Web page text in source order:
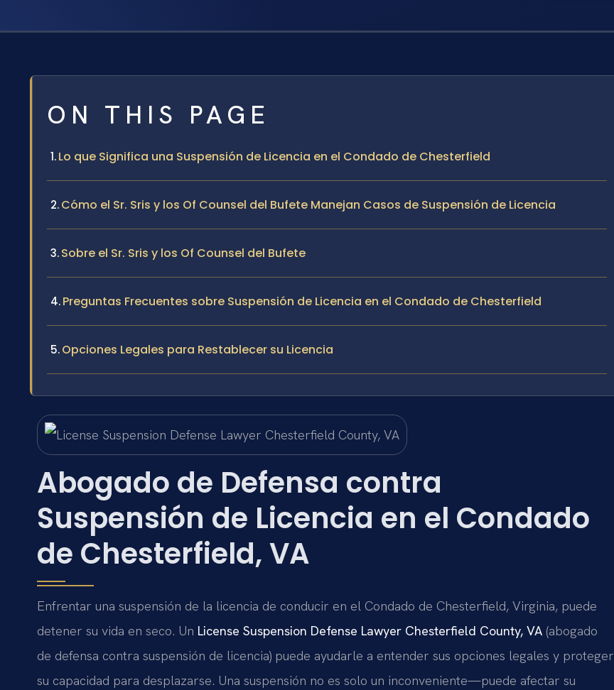
ON THIS PAGE
Lo que Significa una Suspensión de Licencia en el Condado de Chesterfield
Cómo el Sr. Sris y los Of Counsel del Bufete Manejan Casos de Suspensión de Licencia
Sobre el Sr. Sris y los Of Counsel del Bufete
Preguntas Frecuentes sobre Suspensión de Licencia en el Condado de Chesterfield
Opciones Legales para Restablecer su Licencia
Abogado de Defensa contra
Suspensión de Licencia en el Condado
de Chesterfield, VA
Enfrentar una suspensión de la licencia de conducir en el Condado de Chesterfield, Virginia, puede
detener su vida en seco. Un License Suspension Defense Lawyer Chesterfield County, VA (abogado
de defensa contra suspensión de licencia) puede ayudarle a entender sus opciones legales y proteger
su capacidad para desplazarse. Una suspensión no es solo un inconveniente—puede afectar su